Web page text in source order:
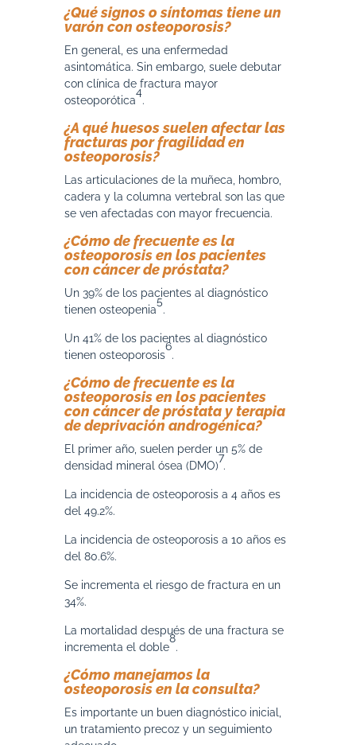
¿Qué signos o síntomas tiene un
varón con osteoporosis?
En general, es una enfermedad
asintomática. Sin embargo, suele debutar
con clínica de fractura mayor
osteoporótica
4
.
¿A qué huesos suelen afectar las
fracturas por fragilidad en
osteoporosis?
Las articulaciones de la muñeca, hombro,
cadera y la columna vertebral son las que
se ven afectadas con mayor frecuencia.
¿Cómo de frecuente es la
osteoporosis en los pacientes
con cáncer de próstata?
Un 39% de los pacientes al diagnóstico
tienen osteopenia
5
.
Un 41% de los pacientes al diagnóstico
tienen osteoporosis
6
.
¿Cómo de frecuente es la
osteoporosis en los pacientes
con cáncer de próstata y terapia
de deprivación androgénica?
El primer año, suelen perder un 5% de
densidad mineral ósea (DMO)
7
.
La incidencia de osteoporosis a 4 años es
del 49.2%.
La incidencia de osteoporosis a 10 años es
del 80.6%.
Se incrementa el riesgo de fractura en un
34%.
La mortalidad después de una fractura se
incrementa el doble
8
.
¿Cómo manejamos la
osteoporosis en la consulta?
Es importante un buen diagnóstico inicial,
un tratamiento precoz y un seguimiento